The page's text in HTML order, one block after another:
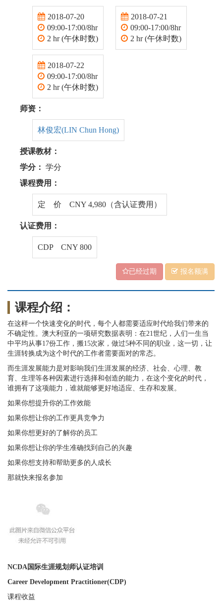
2018-07-20
09:00-17:00/8hr
2 hr (午休时数)
2018-07-21
09:00-17:00/8hr
2 hr (午休时数)
2018-07-22
09:00-17:00/8hr
2 hr (午休时数)
师资：
林俊宏(LIN Chun Hong)
授课教材：
学分： 学分
课程费用：
定 价 CNY 4,980（含认证费用）
认证费用：
CDP CNY 800
已经过期 报名额满
课程介绍：
在这样一个快速变化的时代，每个人都需要适应时代给我们带来的
不确定性。澳大利亚的一项研究数据表明：在21世纪，人们一生当
中平均从事17份工作，搬15次家，做过5种不同的职业，这一切，让
生涯转换成为这个时代的工作者需要面对的常态。
而生涯发展能力是对影响我们生涯发展的经济、社会、心理、教
育、生理等各种因素进行选择和创造的能力，在这个变化的时代，
谁拥有了这项能力，谁就能够更好地适应、生存和发展。
如果你想提升你的工作效能
如果你想让你的工作更具竞争力
如果你想更好的了解你的员工
如果你想让你的学生准确找到自己的兴趣
如果你想支持和帮助更多的人成长
那就快来报名参加
NCDA国际生涯规划师认证培训
Career Development Practitioner(CDP)
课程收益